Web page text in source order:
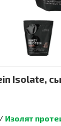
Isolate,
/ Изолят